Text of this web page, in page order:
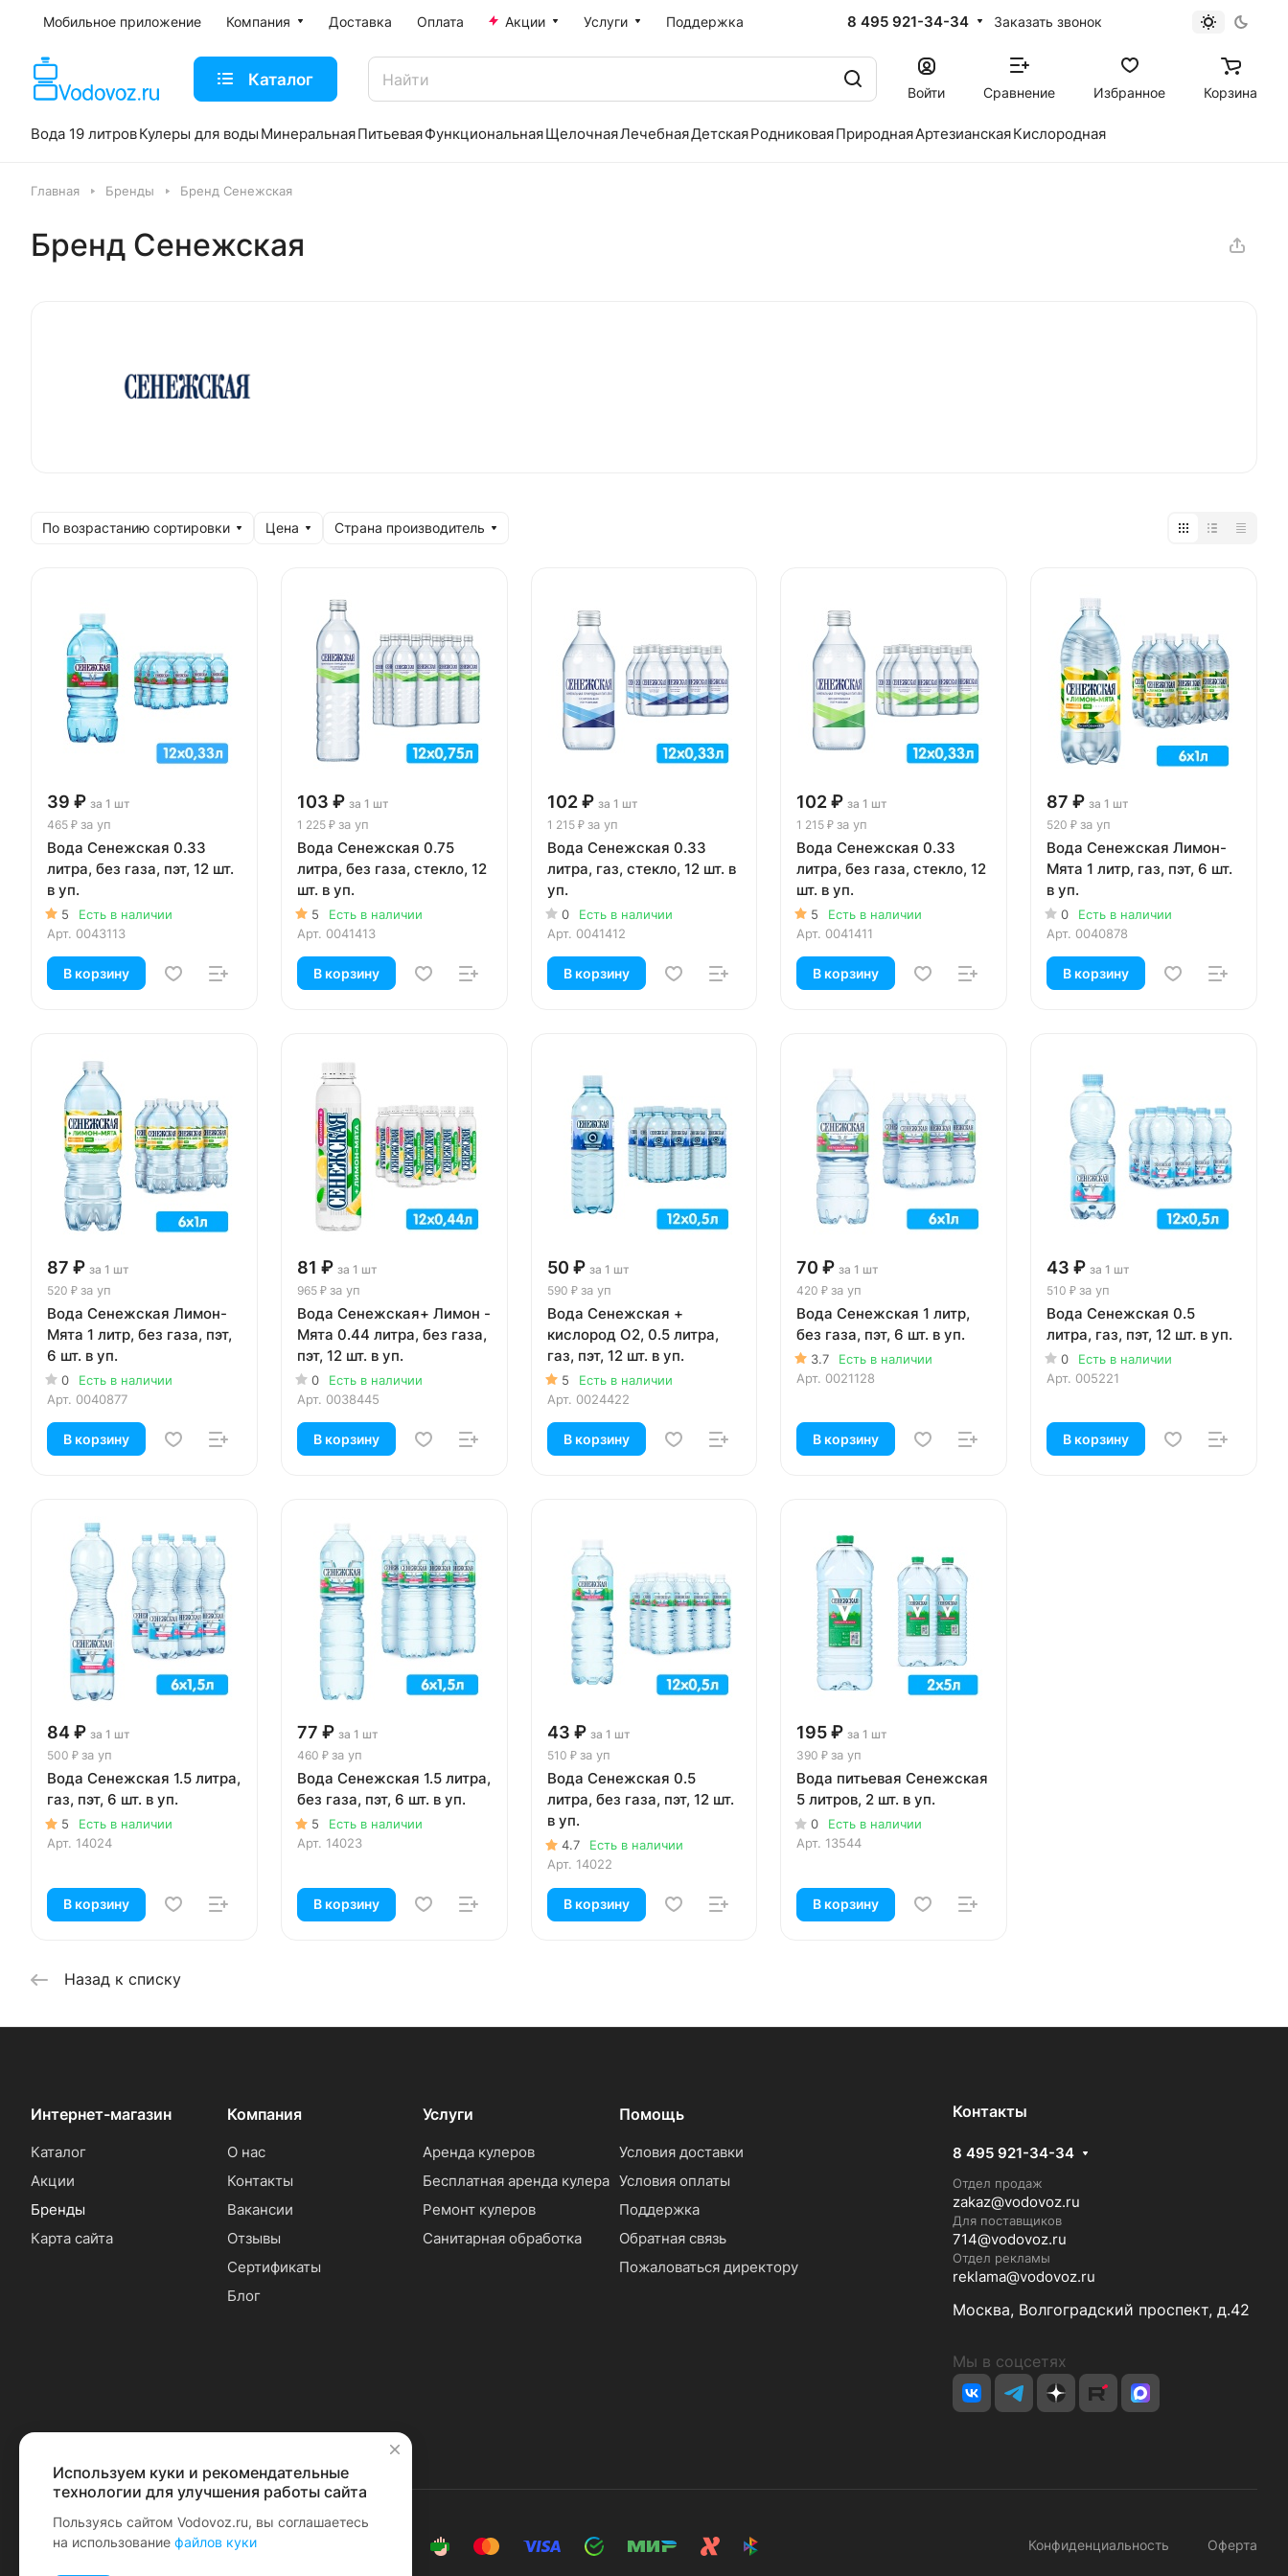
Мобильное приложение Компания Доставка Оплата Акции Услуги Поддержка 8 495 921-34-34 Заказать звонок
Каталог
Войти Сравнение Избранное Корзина
Вода 19 литровКулеры для воды МинеральнаяПитьеваяФункциональнаяЩелочнаяЛечебнаяДетскаяРодниковаяПрироднаяАртезианскаяКислородная
Главная Бренды Бренд Сенежская
Бренд Сенежская
По возрастанию сортировки Цена Страна производитель
39 ₽ за 1 шт
465 ₽ за уп
Вода Сенежская 0.33
литра, без газа, пэт, 12 шт.
в уп.
5
Есть в наличии
Арт. 0043113
В корзину
103 ₽ за 1 шт
1 225 ₽ за уп
Вода Сенежская 0.75
литра, без газа, стекло, 12
шт. в уп.
5
Есть в наличии
Арт. 0041413
В корзину
102 ₽ за 1 шт
1 215 ₽ за уп
Вода Сенежская 0.33
литра, газ, стекло, 12 шт. в
уп.
0
Есть в наличии
Арт. 0041412
В корзину
102 ₽ за 1 шт
1 215 ₽за уп
Вода Сенежская 0.33
литра, без газа, стекло, 12
шт. в уп.
5
Есть в наличии
Арт. 0041411
В корзину
87 ₽ за 1 шт
520 ₽за уп
Вода Сенежская Лимон-
Мята 1 литр, газ, пэт, 6 шт.
в уп.
0
Есть в наличии
Арт. 0040878
В корзину
87 ₽ за 1 шт
520 ₽ за уп
Вода Сенежская Лимон-
Мята 1 литр, без газа, пэт,
6 шт. в уп.
0
Есть в наличии
Арт. 0040877
В корзину
81 ₽ за 1 шт
965 ₽ за уп
Вода Сенежская+ Лимон -
Мята 0.44 литра, без газа,
пэт, 12 шт. в уп.
0
Есть в наличии
Арт. 0038445
В корзину
50 ₽ за 1 шт
590 ₽ за уп
Вода Сенежская +
кислород О2, 0.5 литра,
газ, пэт, 12 шт. в уп.
5
Есть в наличии
Арт. 0024422
В корзину
70 ₽ за 1 шт
420 ₽за уп
Вода Сенежская 1 литр,
без газа, пэт, 6 шт. в уп.
3.7
Есть в наличии
Арт. 0021128
В корзину
43 ₽ за 1 шт
510 ₽за уп
Вода Сенежская 0.5
литра, газ, пэт, 12 шт. в уп.
0
Есть в наличии
Арт. 005221
В корзину
84 ₽ за 1 шт
500 ₽ за уп
Вода Сенежская 1.5 литра,
газ, пэт, 6 шт. в уп.
5
Есть в наличии
Арт. 14024
В корзину
77 ₽ за 1 шт
460 ₽ за уп
Вода Сенежская 1.5 литра,
без газа, пэт, 6 шт. в уп.
5
Есть в наличии
Арт. 14023
В корзину
43 ₽ за 1 шт
510 ₽ за уп
Вода Сенежская 0.5
литра, без газа, пэт, 12 шт.
в уп.
4.7
Есть в наличии
Арт. 14022
В корзину
195 ₽ за 1 шт
390 ₽за уп
Вода питьевая Сенежская
5 литров, 2 шт. в уп.
0
Есть в наличии
Арт. 13544
В корзину
Назад к списку
Интернет-магазин
Каталог
Акции
Бренды
Карта сайта
Компания
О нас
Контакты
Вакансии
Отзывы
Сертификаты
Блог
Услуги
Аренда кулеров
Бесплатная аренда кулера
Ремонт кулеров
Санитарная обработка
Помощь
Условия доставки
Условия оплаты
Поддержка
Обратная связь
Пожаловаться директору
Контакты
8 495 921-34-34
Отдел продаж
zakaz@vodovoz.ru
Для поставщиков
714@vodovoz.ru
Отдел рекламы
reklama@vodovoz.ru
Москва, Волгоградский проспект, д.42
Мы в соцсетях
© 2026 Водовоз.RU Конфиденциальность Оферта
✕
Используем куки и рекомендательные
технологии для улучшения работы сайта
Пользуясь сайтом Vodovoz.ru, вы соглашаетесь
на использование файлов куки